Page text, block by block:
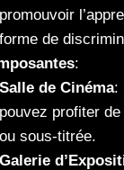
promouvoir
forme de
:
Salle de Cinéma:
pouvez profiter
ou sous-titrée.
Galerie